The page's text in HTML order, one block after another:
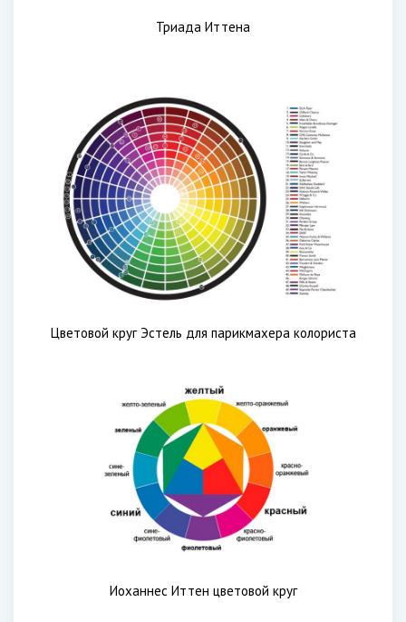
Триада Иттена
Цветовой круг Эстель для парикмахера колориста
Иоханнес Иттен цветовой круг